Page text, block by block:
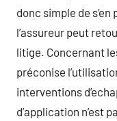
donc simple de
l’assureur peut
litige. Concernant
préconise
interventions
d’application n’est